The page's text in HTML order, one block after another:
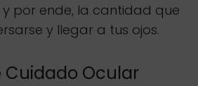
y por ende, la cantidad que
y llegar a tus ojos.
Cuidado Ocular